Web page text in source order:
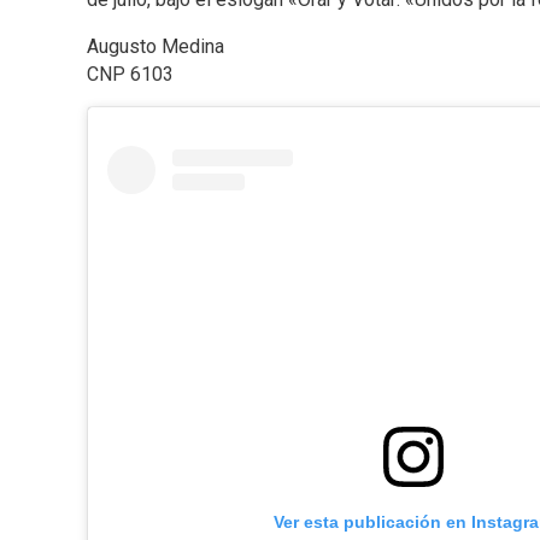
Augusto Medina
CNP 6103
Ver esta publicación en